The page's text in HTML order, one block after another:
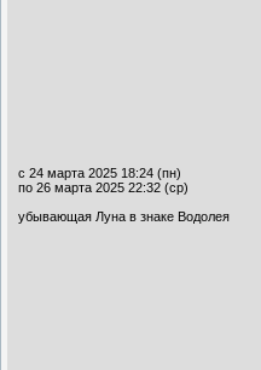
с 24 марта 2025 18:24 (пн)
по 26 марта 2025 22:32 (ср)
убывающая Луна в знаке Водолея